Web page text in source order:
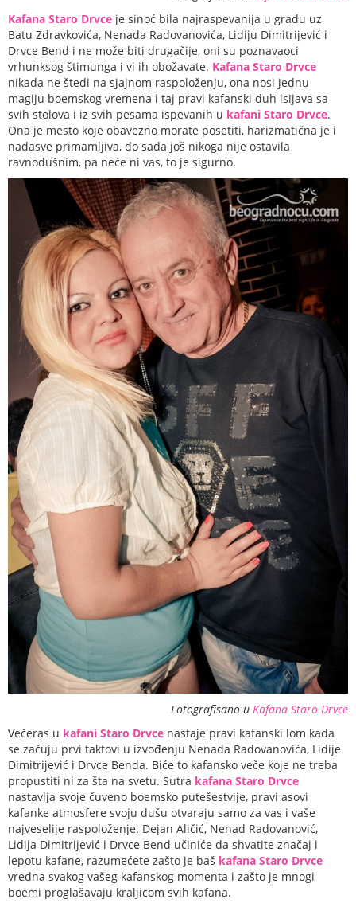
Kafana Staro Drvce je sinoć bila najraspevanija u gradu uz
Batu Zdravkovića, Nenada Radovanovića, Lidiju Dimitrijević i
Drvce Bend i ne može biti drugačije, oni su poznavaoci
vrhunksog štimunga i vi ih obožavate. Kafana Staro Drvce
nikada ne štedi na sjajnom raspoloženju, ona nosi jednu
magiju boemskog vremena i taj pravi kafanski duh isijava sa
svih stolova i iz svih pesama ispevanih u kafani Staro Drvce.
Ona je mesto koje obavezno morate posetiti, harizmatična je i
nadasve primamljiva, do sada još nikoga nije ostavila
ravnodušnim, pa neće ni vas, to je sigurno.
Fotografisano u Kafana Staro Drvce
Večeras u kafani Staro Drvce nastaje pravi kafanski lom kada
se začuju prvi taktovi u izvođenju Nenada Radovanovića, Lidije
Dimitrijević i Drvce Benda. Biće to kafansko veče koje ne treba
propustiti ni za šta na svetu. Sutra kafana Staro Drvce
nastavlja svoje čuveno boemsko putešestvije, pravi asovi
kafanke atmosfere svoju dušu otvaraju samo za vas i vaše
najveselije raspoloženje. Dejan Aličić, Nenad Radovanović,
Lidija Dimitrijević i Drvce Bend učiniće da shvatite značaj i
lepotu kafane, razumećete zašto je baš kafana Staro Drvce
vredna svakog vašeg kafanskog momenta i zašto je mnogi
boemi proglašavaju kraljicom svih kafana.